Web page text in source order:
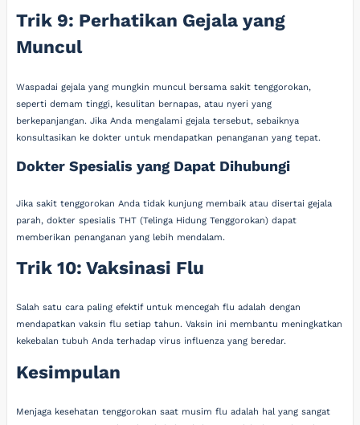
Trik 9: Perhatikan Gejala yang
Muncul
Waspadai gejala yang mungkin muncul bersama sakit tenggorokan,
seperti demam tinggi, kesulitan bernapas, atau nyeri yang
berkepanjangan. Jika Anda mengalami gejala tersebut, sebaiknya
konsultasikan ke dokter untuk mendapatkan penanganan yang tepat.
Dokter Spesialis yang Dapat Dihubungi
Jika sakit tenggorokan Anda tidak kunjung membaik atau disertai gejala
parah, dokter spesialis THT (Telinga Hidung Tenggorokan) dapat
memberikan penanganan yang lebih mendalam.
Trik 10: Vaksinasi Flu
Salah satu cara paling efektif untuk mencegah flu adalah dengan
mendapatkan vaksin flu setiap tahun. Vaksin ini membantu meningkatkan
kekebalan tubuh Anda terhadap virus influenza yang beredar.
Kesimpulan
Menjaga kesehatan tenggorokan saat musim flu adalah hal yang sangat